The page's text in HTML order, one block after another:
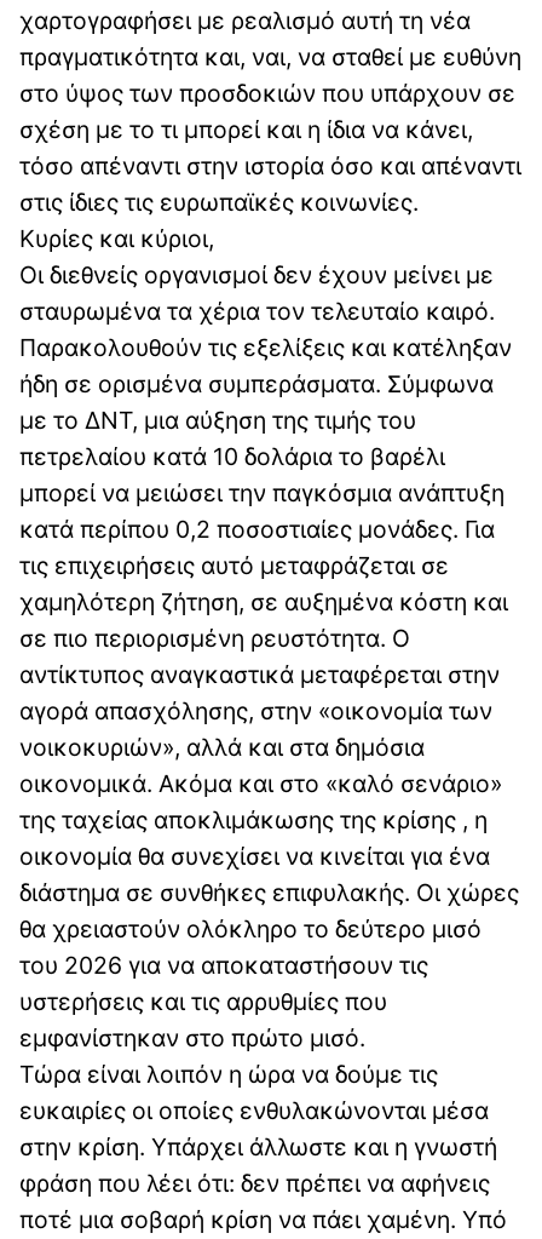
χαρτογραφήσει με ρεαλισμό αυτή τη νέα
πραγματικότητα και, ναι, να σταθεί με ευθύνη
στο ύψος των προσδοκιών που υπάρχουν σε
σχέση με το τι μπορεί και η ίδια να κάνει,
τόσο απέναντι στην ιστορία όσο και απέναντι
στις ίδιες τις ευρωπαϊκές κοινωνίες.
Κυρίες και κύριοι,
Οι διεθνείς οργανισμοί δεν έχουν μείνει με
σταυρωμένα τα χέρια τον τελευταίο καιρό.
Παρακολουθούν τις εξελίξεις και κατέληξαν
ήδη σε ορισμένα συμπεράσματα. Σύμφωνα
με το ΔΝΤ, μια αύξηση της τιμής του
πετρελαίου κατά 10 δολάρια το βαρέλι
μπορεί να μειώσει την παγκόσμια ανάπτυξη
κατά περίπου 0,2 ποσοστιαίες μονάδες. Για
τις επιχειρήσεις αυτό μεταφράζεται σε
χαμηλότερη ζήτηση, σε αυξημένα κόστη και
σε πιο περιορισμένη ρευστότητα. Ο
αντίκτυπος αναγκαστικά μεταφέρεται στην
αγορά απασχόλησης, στην «οικονομία των
νοικοκυριών», αλλά και στα δημόσια
οικονομικά. Ακόμα και στο «καλό σενάριο»
της ταχείας αποκλιμάκωσης της κρίσης , η
οικονομία θα συνεχίσει να κινείται για ένα
διάστημα σε συνθήκες επιφυλακής. Οι χώρες
θα χρειαστούν ολόκληρο το δεύτερο μισό
του 2026 για να αποκαταστήσουν τις
υστερήσεις και τις αρρυθμίες που
εμφανίστηκαν στο πρώτο μισό.
Τώρα είναι λοιπόν η ώρα να δούμε τις
ευκαιρίες οι οποίες ενθυλακώνονται μέσα
στην κρίση. Υπάρχει άλλωστε και η γνωστή
φράση που λέει ότι: δεν πρέπει να αφήνεις
ποτέ μια σοβαρή κρίση να πάει χαμένη. Υπό